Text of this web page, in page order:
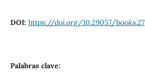
DOI: https://doi.org/10.29057/books.27
Palabras clave: